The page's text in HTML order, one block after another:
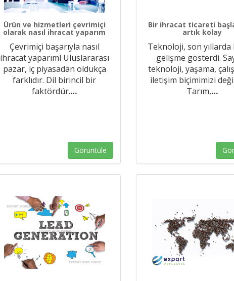
Ürün ve hizmetleri çevrimiçi
olarak nasıl ihracat yaparım
Çevrimiçi başarıyla nasıl
ihracat yaparıml Uluslararası
pazar, iç piyasadan oldukça
farklıdır. Dil birincil bir
faktördür.…
Görüntüle
Bir ihracat ticareti
artık kolay
Teknoloji, son
gelişme gösterdi.
teknoloji, yaşama,
iletişim biçimimizi
Tarım,…